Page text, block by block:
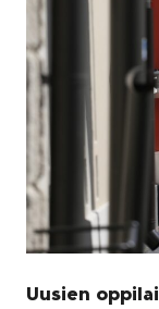
Uusien